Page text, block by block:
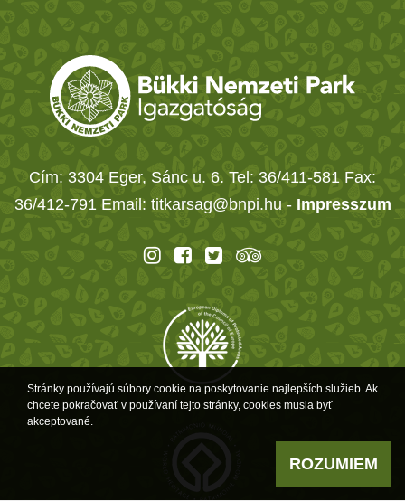
Cím: 3304 Eger, Sánc u. 6. Tel: 36/411-581 Fax:
36/412-791 Email: titkarsag@bnpi.hu - Impresszum
Stránky používajú súbory cookie na poskytovanie najlepších služieb. Ak
chcete pokračovať v používaní tejto stránky, cookies musia byť
akceptované.
ROZUMIEM